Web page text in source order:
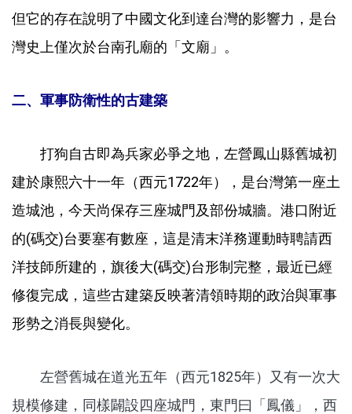
但它的存在說明了中國文化到達台灣的影響力，是台
灣史上僅次於台南孔廟的「文廟」。
二、軍事防衛性的古建築
打狗自古即為兵家必爭之地，左營鳳山縣舊城初
建於康熙六十一年（西元1722年），是台灣第一座土
造城池，今天尚保存三座城門及部份城牆。港口附近
的(碼交)台要塞有數座，這是清末洋務運動時聘請西
洋技師所建的，旗後大(碼交)台形制完整，最近已經
修復完成，這些古建築反映著清領時期的政治與軍事
形勢之消長與變化。
左營舊城在道光五年（西元1825年）又有一次大
規模修建，同樣闢設四座城門，東門曰「鳳儀」，西